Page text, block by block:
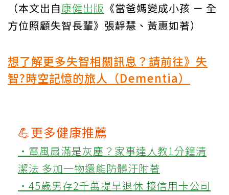
（本文出自康健出版 《當爸媽變成小孩 － 全
方位照顧失智長輩》張靜慧、黃惠如著）
想了解更多失智相關訊息？請前往》失
智?時空記憶的旅人（Dementia）
💪更多健康推薦
‧電風扇滿是灰塵？家事達人教1分鐘清
潔法 多加一物還能防髒汙附著
‧45歲男存2千萬提早退休 接信用卡公司